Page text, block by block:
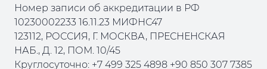
Номер записи об аккредитации в РФ
10230002233 16.11.23 МИФНС47
123112, РОССИЯ, Г. МОСКВА, ПРЕСНЕНСКАЯ
НАБ., Д. 12, ПОМ. 10/45
Круглосуточно: +7 499 325 4898 +90 850 307 7385